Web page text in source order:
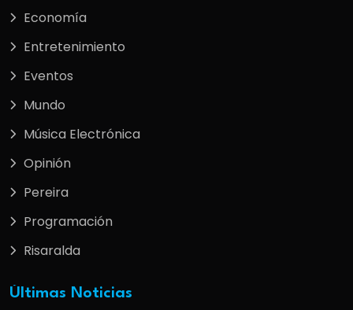
Economía
Entretenimiento
Eventos
Mundo
Música Electrónica
Opinión
Pereira
Programación
Risaralda
Últimas Noticias